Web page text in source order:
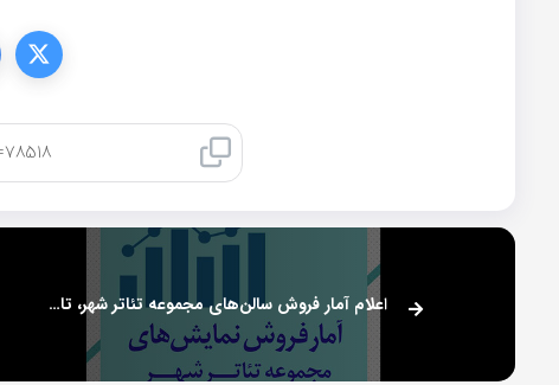
اعلام آمار فروش سالن‌های مجموعه‌ تئاتر شهر، تالار هنر و سنگلج